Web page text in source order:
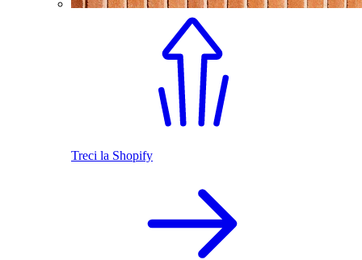
Treci la Shopify